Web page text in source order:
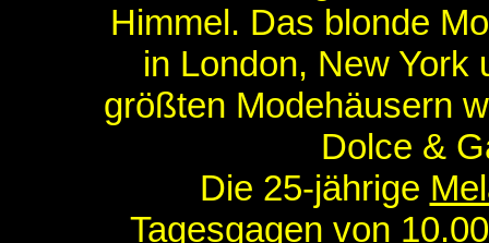
Himmel. Das blonde
in London, New York
größten Modehäusern
Dolce &
Die 25-jährige
Tagesgagen von